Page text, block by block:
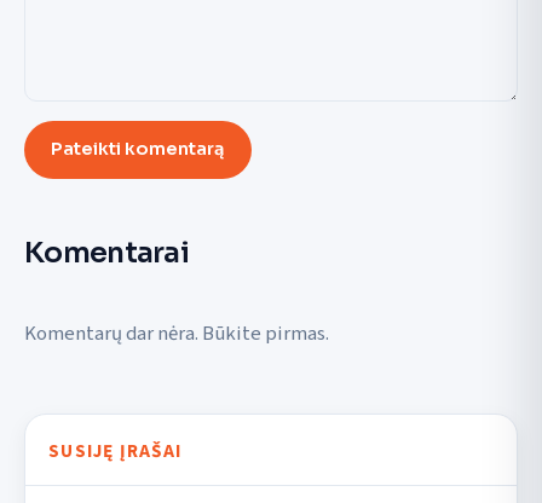
Pateikti komentarą
Komentarai
Komentarų dar nėra. Būkite pirmas.
SUSIJĘ ĮRAŠAI